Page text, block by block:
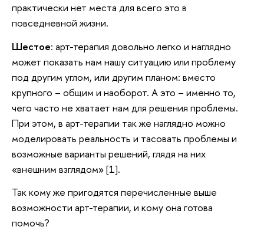
практически нет места для всего это в
повседневной жизни.
Шестое: арт-терапия довольно легко и наглядно
может показать нам нашу ситуацию или проблему
под другим углом, или другим планом: вместо
крупного – общим и наоборот. А это – именно то,
чего часто не хватает нам для решения проблемы.
При этом, в арт-терапии так же наглядно можно
моделировать реальность и тасовать проблемы и
возможные варианты решений, глядя на них
«внешним взглядом» [1].
Так кому же пригодятся перечисленные выше
возможности арт-терапии, и кому она готова
помочь?